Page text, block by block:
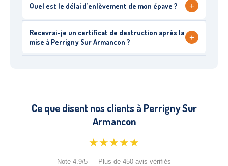
Quel est le délai d’enlèvement de mon épave ? +
Recevrai-je un certificat de destruction après la
mise à Perrigny Sur Armancon ?
+
Ce que disent nos clients à Perrigny Sur
Armancon
★★★★★
Note 4.9/5 — Plus de 450 avis vérifiés